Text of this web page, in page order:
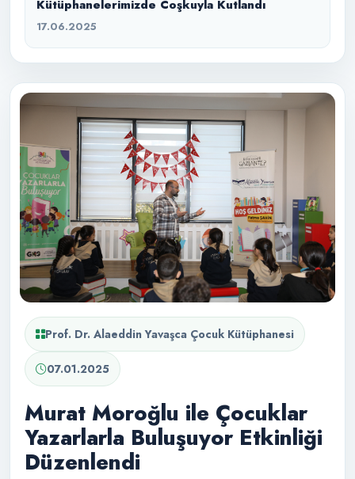
Prof. Dr. Alaeddin Yavaşca Çocuk Kütüphanesi
07.01.2025
Murat Moroğlu ile Çocuklar
Yazarlarla Buluşuyor Etkinliği
Düzenlendi
Kütüphanelerimizde Coşkuyla Kutlandı
17.06.2025